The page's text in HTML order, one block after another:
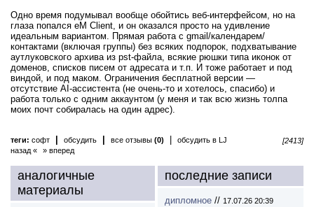
Одно время подумывал вообще обойтись веб-интерфейсом, но на
глаза попался eM Client, и он оказался просто на удивление
идеальным вариантом. Прямая работа с gmail/календарем/
контактами (включая группы) без всяких подпорок, подхватывание
аутлуковского архива из pst-файла, всякие рюшки типа иконок от
доменов, списков писем от адресата и т.п. И тоже работает и под
виндой, и под маком. Ограничения бесплатной версии —
отсутствие AI-ассистента (не очень-то и хотелось, спасибо) и
работа только с одним аккаунтом (у меня и так всю жизнь толпа
моих почт собиралась на один адрес).
теги: софт обсудить все отзывы (0) обсудить в LJ
[2413]
назад «
» вперед
аналогичные
материалы
последние записи
дипломное // 17.07.26 20:39